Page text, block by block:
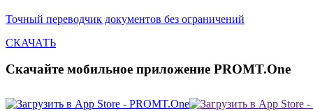
Точный переводчик документов без ограничений
СКАЧАТЬ
Скачайте мобильное приложение PROMT.One